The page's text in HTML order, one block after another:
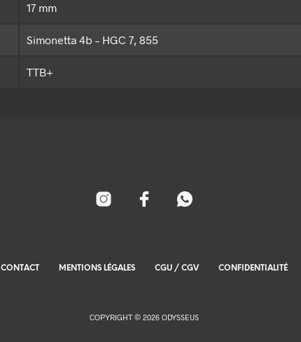
17 mm
Simonetta 4b – HGC 7, 855
TTB+
CONTACT MENTIONS LÉGALES CGU / CGV CONFIDENTIALITÉ
COPYRIGHT © 2026 ODYSSEUS